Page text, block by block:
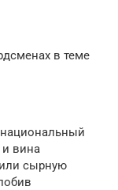
в теме
национальный
вина
сырную